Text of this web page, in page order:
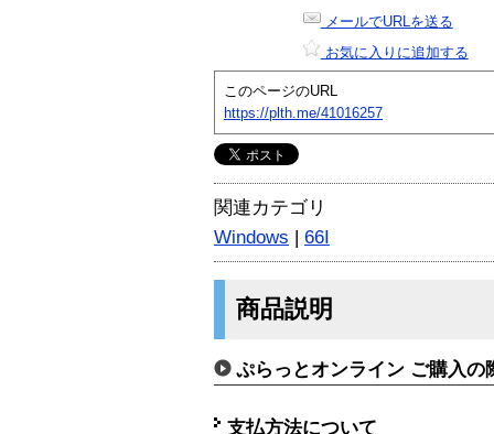
メールでURLを送る
お気に入りに追加する
このページのURL
https://plth.me/41016257
関連カテゴリ
Windows | 66I
商品説明
ぷらっとオンライン ご購入の
支払方法について